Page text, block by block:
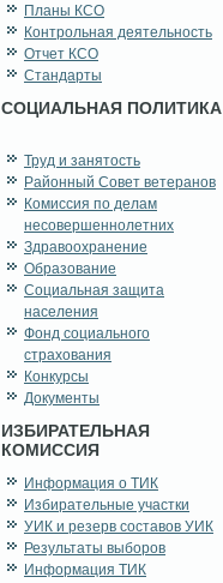
Планы КСО
Контрольная деятельность
Отчет КСО
Стандарты
СОЦИАЛЬНАЯ ПОЛИТИКА
Труд и занятость
Районный Совет ветеранов
Комиссия по делам
несовершеннолетних
Здравоохранение
Образование
Социальная защита
населения
Фонд социального
страхования
Конкурсы
Документы
ИЗБИРАТЕЛЬНАЯ
КОМИССИЯ
Информация о ТИК
Избирательные участки
УИК и резерв составов УИК
Результаты выборов
Информация ТИК